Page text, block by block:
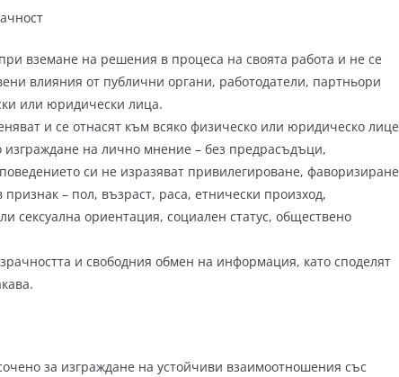
вземане на решения в процеса на своята работа и не се
влияния от публични органи, работодатели, партньори
или юридически лица.
и се отнасят към всяко физическо или юридическо лице
изграждане на лично мнение – без предрасъдъци,
си не изразяват привилегироване, фаворизиране
– пол, възраст, раса, етнически произход,
сексуална ориентация, социален статус, обществено
и свободния обмен на информация, като споделят
за изграждане на устойчиви взаимоотношения със